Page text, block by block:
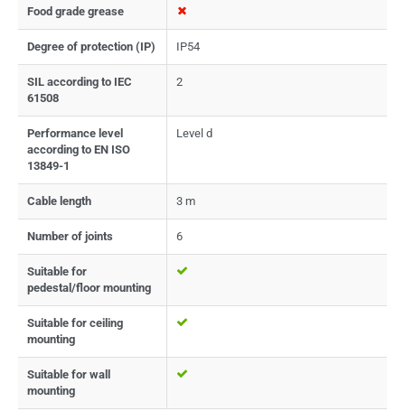
Food grade grease
Degree of protection (IP) IP54
SIL according to IEC
61508
2
Performance level
according to EN ISO
13849-1
Level d
Cable length 3 m
Number of joints 6
Suitable for
pedestal/floor mounting
Suitable for ceiling
mounting
Suitable for wall
mounting